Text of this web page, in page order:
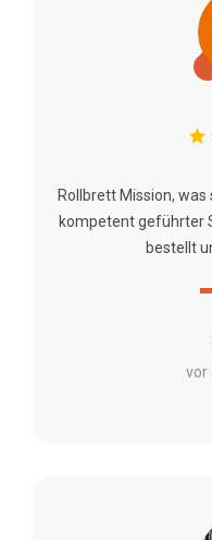
vor
Rollbrett Mission, was
kompetent geführter
bestellt